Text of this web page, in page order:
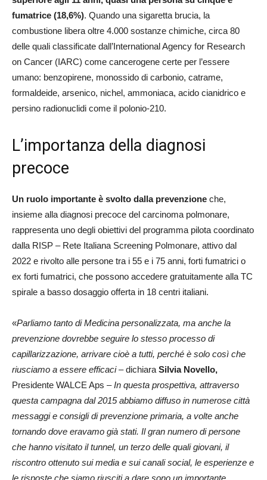
fumatrice (18,6%). Quando una sigaretta brucia, la
combustione libera oltre 4.000 sostanze chimiche, circa 80
delle quali classificate dall’International Agency for Research
on Cancer (IARC) come cancerogene certe per l’essere
umano: benzopirene, monossido di carbonio, catrame,
formaldeide, arsenico, nichel, ammoniaca, acido cianidrico e
persino radionuclidi come il polonio-210.
L’importanza della diagnosi
precoce
Un ruolo importante è svolto dalla prevenzione che,
insieme alla diagnosi precoce del carcinoma polmonare,
rappresenta uno degli obiettivi del programma pilota coordinato
dalla RISP – Rete Italiana Screening Polmonare, attivo dal
2022 e rivolto alle persone tra i 55 e i 75 anni, forti fumatrici o
ex forti fumatrici, che possono accedere gratuitamente alla TC
spirale a basso dosaggio offerta in 18 centri italiani.
«Parliamo tanto di Medicina personalizzata, ma anche la
prevenzione dovrebbe seguire lo stesso processo di
capillarizzazione, arrivare cioè a tutti, perché è solo così che
riusciamo a essere efficaci– dichiara Silvia Novello,
Presidente WALCE Aps –In questa prospettiva, attraverso
questa campagna dal 2015 abbiamo diffuso in numerose città
messaggi e consigli di prevenzione primaria, a volte anche
tornando dove eravamo già stati. Il gran numero di persone
che hanno visitato il tunnel, un terzo delle quali giovani, il
riscontro ottenuto sui media e sui canali social, le esperienze e
le risposte che siamo riusciti a dare sono un importante